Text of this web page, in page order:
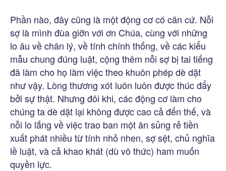
Phần nào, đây cũng là một động cơ có căn cứ. Nỗi
sợ là mình đùa giỡn với ơn Chúa, cùng với những
lo âu về chân lý, về tính chính thống, về các kiểu
mẫu chung đúng luật, cộng thêm nỗi sợ bị tai tiếng
đã làm cho họ làm việc theo khuôn phép dè dặt
như vậy. Lòng thương xót luôn luôn được thúc đẩy
bởi sự thật. Nhưng đôi khi, các động cơ làm cho
chúng ta dè dặt lại không được cao cả đến thế, và
nỗi lo lắng về việc trao ban một ân sủng rẻ tiền
xuất phát nhiều từ tính nhỏ nhen, sợ sệt, chủ nghĩa
lề luật, và cả khao khát (dù vô thức) ham muốn
quyền lực.